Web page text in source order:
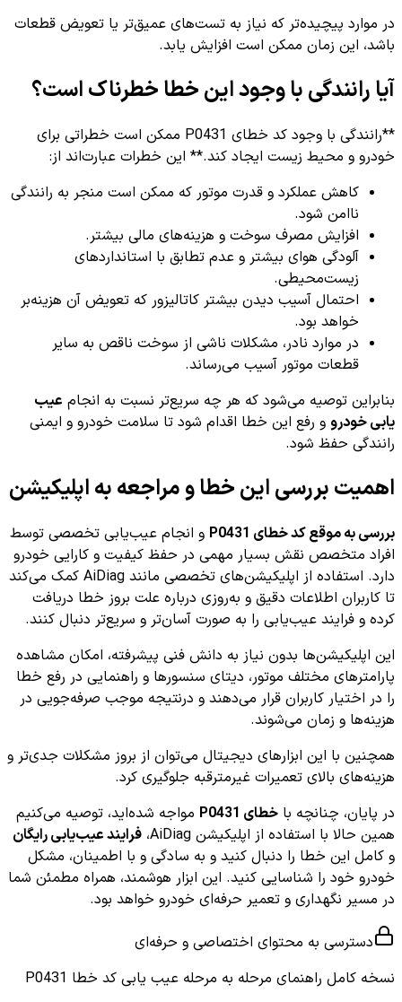
در موارد پیچیده‌تر که نیاز به تست‌های عمیق‌تر یا تعویض قطعات
باشد، این زمان ممکن است افزایش یابد.
آیا رانندگی با وجود این خطا خطرناک است؟
**رانندگی با وجود کد خطای P0431 ممکن است خطراتی برای
خودرو و محیط زیست ایجاد کند.** این خطرات عبارت‌اند از:
کاهش عملکرد و قدرت موتور که ممکن است منجر به رانندگی
ناامن شود.
افزایش مصرف سوخت و هزینه‌های مالی بیشتر.
آلودگی هوای بیشتر و عدم تطابق با استانداردهای
زیست‌محیطی.
احتمال آسیب دیدن بیشتر کاتالیزور که تعویض آن هزینه‌بر
خواهد بود.
در موارد نادر، مشکلات ناشی از سوخت ناقص به سایر
قطعات موتور آسیب می‌رساند.
بنابراین توصیه می‌شود که هر چه سریع‌تر نسبت به انجام عیب
یابی خودرو و رفع این خطا اقدام شود تا سلامت خودرو و ایمنی
رانندگی حفظ شود.
اهمیت بررسی این خطا و مراجعه به اپلیکیشن
بررسی به موقع کد خطای P0431
و انجام عیب‌یابی تخصصی توسط
افراد متخصص نقش بسیار مهمی در حفظ کیفیت و کارایی خودرو
دارد. استفاده از اپلیکیشن‌های تخصصی مانند AiDiag کمک می‌کند
تا کاربران اطلاعات دقیق و به‌روزی درباره علت بروز خطا دریافت
کرده و فرایند عیب‌یابی را به صورت آسان‌تر و سریع‌تر دنبال کنند.
این اپلیکیشن‌ها بدون نیاز به دانش فنی پیشرفته، امکان مشاهده
پارامترهای مختلف موتور، دیتای سنسورها و راهنمایی در رفع خطا
را در اختیار کاربران قرار می‌دهند و درنتیجه موجب صرفه‌جویی در
هزینه‌ها و زمان می‌شوند.
همچنین با این ابزارهای دیجیتال می‌توان از بروز مشکلات جدی‌تر و
هزینه‌های بالای تعمیرات غیرمترقبه جلوگیری کرد.
در پایان، چنانچه با خطای P0431
مواجه شده‌اید، توصیه می‌کنیم
همین حالا با استفاده از اپلیکیشن AiDiag،
فرایند عیب‌یابی رایگان
و کامل این خطا را دنبال کنید و به سادگی و با اطمینان، مشکل
خودرو خود را شناسایی کنید. این ابزار هوشمند، همراه مطمئن شما
در مسیر نگهداری و تعمیر حرفه‌ای خودرو خواهد بود.
دسترسی به محتوای اختصاصی و حرفه‌ای
نسخه کامل راهنمای مرحله به مرحله عیب یابی کد خطا P0431